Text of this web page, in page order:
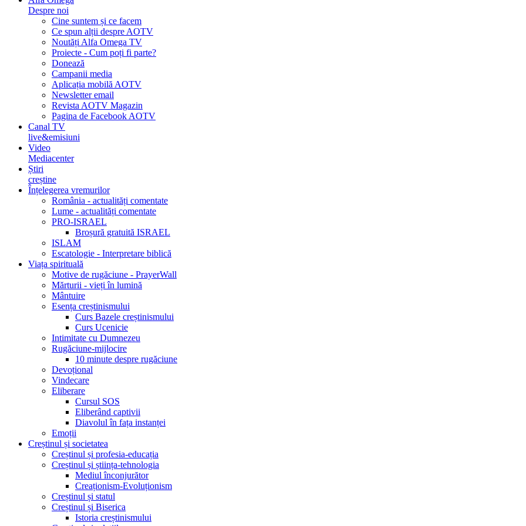
Despre noi
Cine suntem și ce facem
Ce spun alții despre AOTV
Noutăți Alfa Omega TV
Proiecte - Cum poți fi parte?
Donează
Campanii media
Aplicația mobilă AOTV
Newsletter email
Revista AOTV Magazin
Pagina de Facebook AOTV
Canal TV
live&emisiuni
Video
Mediacenter
Știri
creștine
Înțelegerea vremurilor
România - actualități comentate
Lume - actualități comentate
PRO-ISRAEL
Broșură gratuită ISRAEL
ISLAM
Escatologie - Interpretare biblică
Viața spirituală
Motive de rugăciune - PrayerWall
Mărturii - vieți în lumină
Mântuire
Esența creștinismului
Curs Bazele creștinismului
Curs Ucenicie
Intimitate cu Dumnezeu
Rugăciune-mijlocire
10 minute despre rugăciune
Devoțional
Vindecare
Eliberare
Cursul SOS
Eliberând captivii
Diavolul în fața instanței
Emoții
Creștinul și societatea
Creștinul și profesia-educația
Creștinul și știința-tehnologia
Mediul înconjurător
Creaționism-Evoluționism
Creștinul și statul
Creștinul și Biserica
Istoria creștinismului